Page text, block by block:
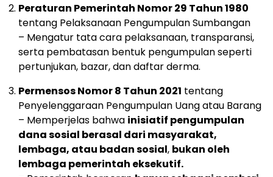
Peraturan Pemerintah Nomor 29 Tahun 1980
tentang Pelaksanaan Pengumpulan Sumbangan
– Mengatur tata cara pelaksanaan, transparansi,
serta pembatasan bentuk pengumpulan seperti
pertunjukan, bazar, dan daftar derma.
Permensos Nomor 8 Tahun 2021 tentang
Penyelenggaraan Pengumpulan Uang atau Barang
– Memperjelas bahwa inisiatif pengumpulan
dana sosial berasal dari masyarakat,
lembaga, atau badan sosial, bukan oleh
lembaga pemerintah eksekutif.